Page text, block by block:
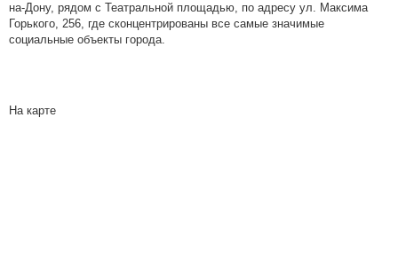
на-Дону, рядом с Театральной площадью, по адресу ул. Максима
Горького, 256, где сконцентрированы все самые значимые
социальные объекты города.
На карте